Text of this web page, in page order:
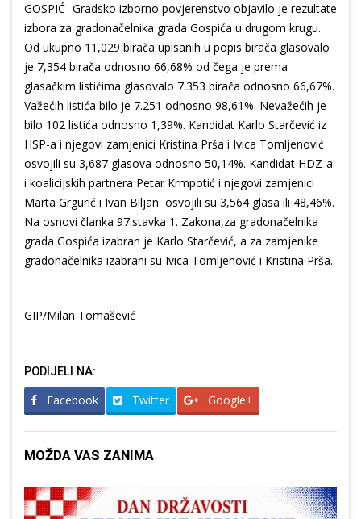
GOSPIĆ- Gradsko izborno povjerenstvo objavilo je rezultate
izbora za gradonačelnika grada Gospića u drugom krugu.
Od ukupno 11,029 birača upisanih u popis birača glasovalo
je 7,354 birača odnosno 66,68% od čega je prema
glasačkim listićima glasovalo 7.353 birača odnosno 66,67%.
Važećih listića bilo je 7.251 odnosno 98,61%. Nevažećih je
bilo 102 listića odnosno 1,39%. Kandidat Karlo Starčević iz
HSP-a i njegovi zamjenici Kristina Prša i Ivica Tomljenović
osvojili su 3,687 glasova odnosno 50,14%. Kandidat HDZ-a
i koalicijskih partnera Petar Krmpotić i njegovi zamjenici
Marta Grgurić i Ivan Biljan osvojili su 3,564 glasa ili 48,46%.
Na osnovi članka 97.stavka 1. Zakona,za gradonačelnika
grada Gospića izabran je Karlo Starčević, a za zamjenike
gradonačelnika izabrani su Ivica Tomljenović i Kristina Prša.
GIP/Milan Tomašević
PODIJELI NA:
Facebook Twitter Google+
MOŽDA VAS ZANIMA